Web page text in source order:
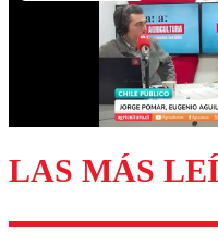
LAS MÁS